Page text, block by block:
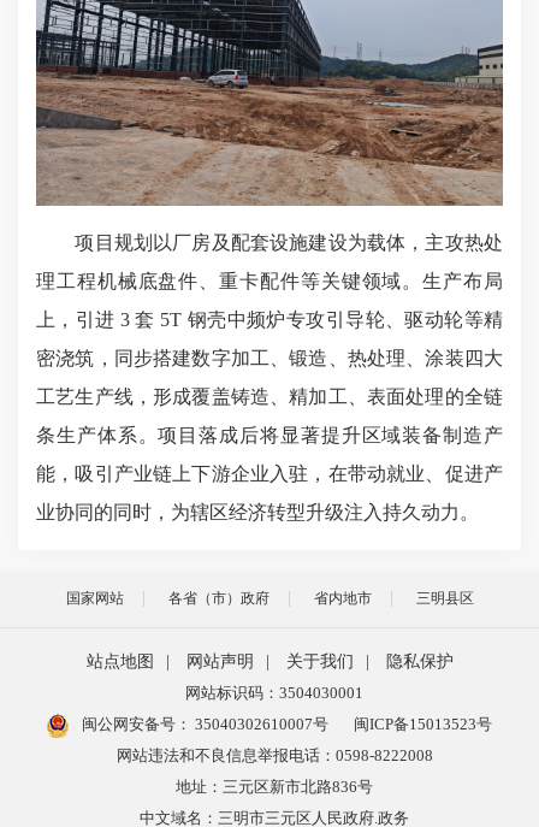
项目规划以厂房及配套设施建设为载体，主攻热处
理工程机械底盘件、重卡配件等关键领域。生产布局
上，引进 3 套 5T 钢壳中频炉专攻引导轮、驱动轮等精
密浇筑，同步搭建数字加工、锻造、热处理、涂装四大
工艺生产线，形成覆盖铸造、精加工、表面处理的全链
条生产体系。项目落成后将显著提升区域装备制造产
能，吸引产业链上下游企业入驻，在带动就业、促进产
业协同的同时，为辖区经济转型升级注入持久动力。
国家网站 各省（市）政府 省内地市 三明县区
站点地图 网站声明 关于我们
隐私保护
网站标识码：3504030001
闽公网安备号： 35040302610007号
闽ICP备15013523号
网站违法和不良信息举报电话：0598-8222008
地址：三元区新市北路836号
中文域名：三明市三元区人民政府.政务